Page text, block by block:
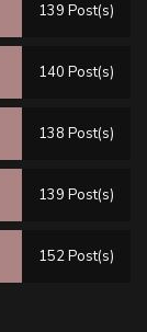
139 Post(s)
140 Post(s)
138 Post(s)
139 Post(s)
152 Post(s)